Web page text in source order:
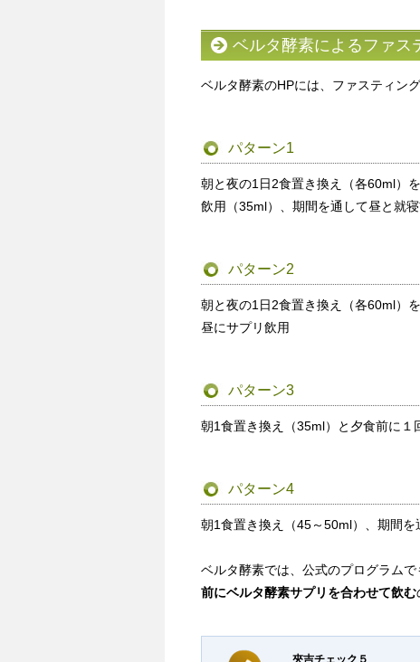
ベルタ酵素によるファス
ベルタ酵素のHPには、ファスティン
パターン1
朝と夜の1日2食置き換え（各60ml）
飲用（35ml）、期間を通して昼と就
パターン2
朝と夜の1日2食置き換え（各60ml）
昼にサプリ飲用
パターン3
朝1食置き換え（35ml）と夕食前に１
パターン4
朝1食置き換え（45～50ml）、期間を
ベルタ酵素では、公式のプログラムで
前にベルタ酵素サプリを合わせて飲む